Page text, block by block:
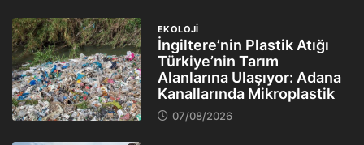
EKOLOJİ
İngiltere’nin Plastik Atığı
Türkiye’nin Tarım
Alanlarına Ulaşıyor: Adana
Kanallarında Mikroplastik
07/08/2026